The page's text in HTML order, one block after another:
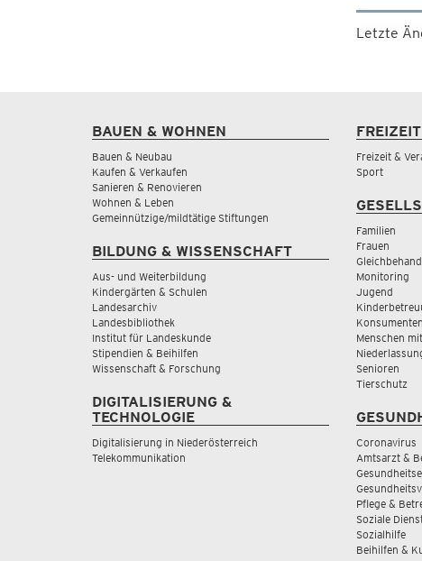
Letzte
BAUEN & WOHNEN
Bauen & Neubau
Kaufen & Verkaufen
Sanieren & Renovieren
Wohnen & Leben
Gemeinnützige/mildtätige Stiftungen
BILDUNG & WISSENSCHAFT
Aus- und Weiterbildung
Kindergärten & Schulen
Landesarchiv
Landesbibliothek
Institut für Landeskunde
Stipendien & Beihilfen
Wissenschaft & Forschung
DIGITALISIERUNG &
TECHNOLOGIE
Digitalisierung in Niederösterreich
Telekommunikation
Freizeit &
Sport
Familien
Frauen
Monitoring
Jugend
Menschen
Senioren
Tierschutz
Coronavirus
Amtsarzt &
Pflege &
Soziale
Sozialhilfe
Beihilfen &